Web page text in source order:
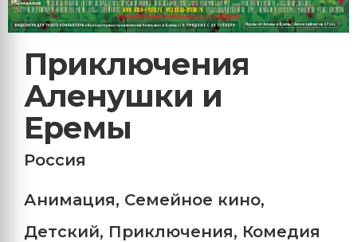
Приключения
Аленушки и
Еремы
Россия
Анимация, Семейное кино,
Детский, Приключения, Комедия